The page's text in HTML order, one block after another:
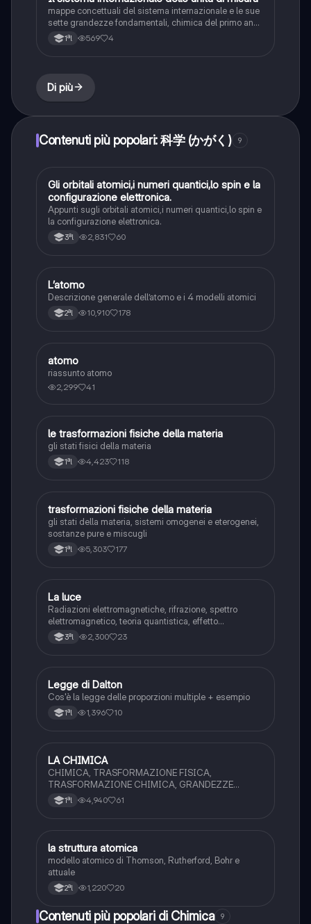
mappe concettuali del sistema internazionale e le sue
sette grandezze fondamentali, chimica del primo anno
di liceo (classico, scienze umane e linguistico) e
ripasso del terzo anno.
1ªl 569 4
Di più
Contenuti più popolari: 科学 (かがく) 9
Chimica
Gli orbitali atomici,i numeri quantici,lo spin e la
configurazione elettronica.
Appunti sugli orbitali atomici,i numeri quantici,lo spin e
la configurazione elettronica.
3ªl 2,831 60
Chimica
L’atomo
Descrizione generale dell’atomo e i 4 modelli atomici
2ªl 10,910 178
Chimica
atomo
riassunto atomo
2,299 41
Chimica
le trasformazioni fisiche della materia
gli stati fisici della materia
1ªl 4,423 118
Chimica
trasformazioni fisiche della materia
gli stati della materia, sistemi omogenei e eterogenei,
sostanze pure e miscugli
1ªl 5,303 177
Chimica
La luce
Radiazioni elettromagnetiche, rifrazione, spettro
elettromagnetico, teoria quantistica, effetto
fotoelettrico
3ªl 2,300 23
Chimica
Legge di Dalton
Cos'è la legge delle proporzioni multiple + esempio
1ªl 1,396 10
Chimica
LA CHIMICA
CHIMICA, TRASFORMAZIONE FISICA,
TRASFORMAZIONE CHIMICA, GRANDEZZE
FISICHE (STRUMENTI DI MISURA E S.I.), METODO
SCIENTIFICO
1ªl 4,940 61
Chimica
la struttura atomica
modello atomico di Thomson, Rutherford, Bohr e
attuale
2ªl 1,220 20
Contenuti più popolari di Chimica 9